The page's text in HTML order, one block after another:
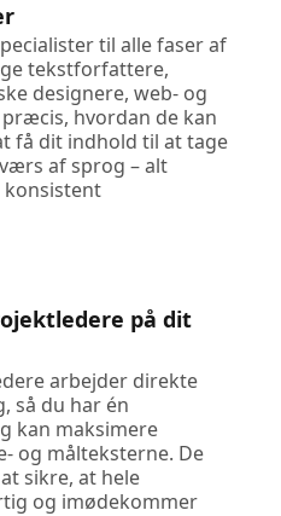
til alle faser af
tekstforfattere,
designere, web- og
hvordan de kan
få dit indhold til at tage
af sprog – alt
konsistent
på dit
arbejder direkte
så du har én
kan maksimere
og målteksterne. De
sikre, at hele
og imødekommer